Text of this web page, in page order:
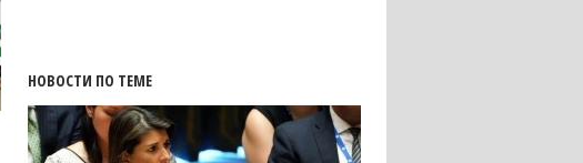
НОВОСТИ ПО ТЕМЕ